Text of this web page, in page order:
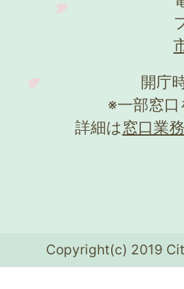
開庁
※一部窓
詳細は窓口業
Copyright(c) 2019